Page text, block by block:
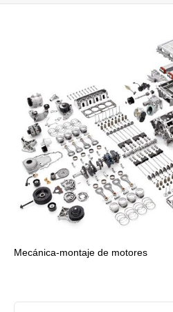
Mecánica-montaje de motores